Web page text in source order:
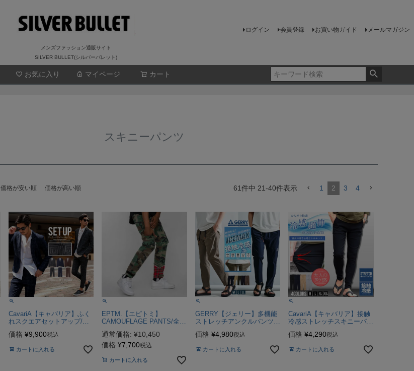
メンズファッション通販サイト
SILVER BULLET(シルバーバレット)
ログイン 会員登録 お買い物ガイド メールマガジン
お気に入り マイページ カート
検索
スキニーパンツ
価格が安い順 価格が高い順 61件中 21-40件表示 1 2 3 4
CavariA【キャバリア】ふく
れスクエアセットアップ/全3
価格 ¥9,900税込
カートに入れる
EPTM.【エピトミ】
CAMOUFLAGE PANTS/全1
色
通常価格: ¥10,450
価格 ¥7,700税込
カートに入れる
GERRY【ジェリー】多機能
ストレッチアンクルパンツ/
全4色
価格 ¥4,980税込
カートに入れる
CavariA【キャバリア】接触
冷感ストレッチスキニーパン
ツ/全4色冷感
価格 ¥4,290税込
カートに入れる